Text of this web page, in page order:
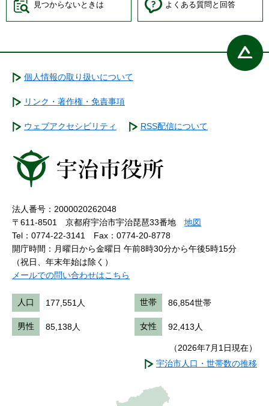
見つからないときは よくある質問と回答
個人情報の取り扱いについて
リンク・著作権・免責事項
ウェブアクセシビリティ RSS配信について
法人番号：2000020262048
〒611-8501 京都府宇治市宇治琵琶33番地 地図
Tel：0774-22-3141
Fax：0774-20-8778
開庁時間：月曜日から金曜日 午前8時30分から午後5時15分
（祝日、年末年始は除く）
メールでの問い合わせはこちら
人口 177,551人 世帯 86,854世帯
男性 85,138人 女性 92,413人
（2026年7月1日現在）
宇治市人口・世帯数の推移